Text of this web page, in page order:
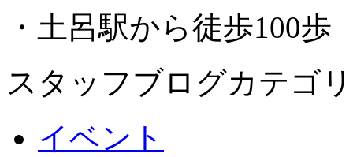
・土呂駅から徒歩100歩
スタッフブログカテゴ
イベント